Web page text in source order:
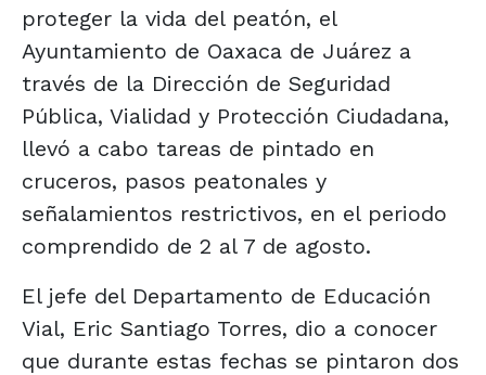
proteger la vida del peatón, el
Ayuntamiento de Oaxaca de Juárez a
través de la Dirección de Seguridad
Pública, Vialidad y Protección Ciudadana,
llevó a cabo tareas de pintado en
cruceros, pasos peatonales y
señalamientos restrictivos, en el periodo
comprendido de 2 al 7 de agosto.
El jefe del Departamento de Educación
Vial, Eric Santiago Torres, dio a conocer
que durante estas fechas se pintaron dos